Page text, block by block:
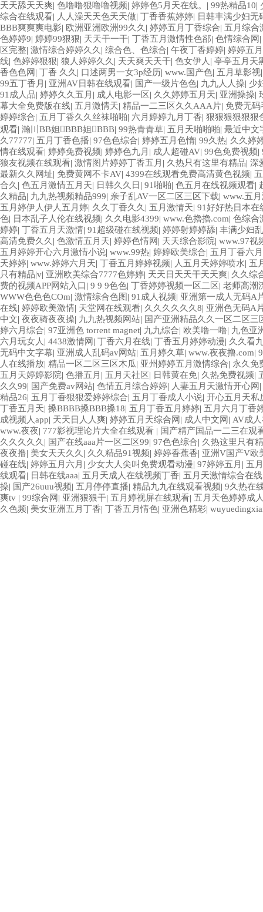
天天舔天天爽| 色噜噜狠噜噜视频| 婷婷色5月天在线。 | 99热精品10|
综合在线观看| 人人澡天天色天天做| 丁香香蕉婷婷| 日韩丰满少妇无
BBB爽爽爽电影| 欧洲亚洲欧洲99久久 | 婷婷五月丁香综合| 五月综合
色婷婷9| 婷婷99狠狠| 天天干一干| 丁香五月激情性色郤| 色情综合网 |
区完整| 激情综合婷婷久久 | 综合色、色综合| 午夜丁香婷婷| 婷婷五
线| 色婷婷狠狠| 狼人婷婷久久 | 天天爽天天干| 色女伊人 | 亭亭五月天
香色色网 | 丁香 久久 | 口述两男一女3p经历| www.国产色| 五月草影视
99五丁香月 | 亚洲AV日韩在线观看| 国产一级片色色| 九九人人操| 少
91成人品| 婷婷久久五月 | 成人电影一区| 久久婷婷五月天| 亚洲操操|
幕大全免费版在线| 五月激情天| 精品一二三区久久AAA片| 免费无
婷婷综合| 五月丁香久久丝袜啪啪| 六月婷婷九月丁香| 狠狠狠狠狠狠
观看| 瀚〣BB妲BBB妲BBB| 99热青青草| 五月天啪啪啪| 最近中文
久77777| 五月丁香色播| 97色色综合| 婷婷五月色惰| 99久热| 久久婷
情在线观看| 婷婷免费视频| 婷婷色九月 | 成人超碰AV| 99色免费视频|
狼友视频在线观看| 激情图片婷婷丁香五月 | 久热只有这里有精品| 深
最新久久网址| 免费黄网不卡AV| 4399在线观看免费高清黄色视频|
合久 | 色五月激情五月天| 日韩久久日 | 91啪啪| 色五月在线视频观看|
久精品| 九九热视频精品999| 亲子乱AV一区二区三区下载| www.五
五月婷伊人伊人五月婷| 久久丁香久久 | 五月激情天| 91好好热日本在
色| 日本乱子人伦在线视频| 久久电影4399| www.色擼擼.com| 色综合
婷婷| 丁香五月天激情| 91超级碰在线视频| 婷婷射婷婷舔| 丰满少妇
高清免费久久 | 色激情五月天| 婷婷色情网 | 天天综合影院| www.97视
五月婷婷开心六月激情小说| www.99热| 婷婷欧美综合| 五月丁香六
天婷婷| www.婷婷六月天| 丁香五月婷婷视频| 人五月天婷婷喷水| 五
只有精品|v| 亚洲欧美综合7777色婷婷| 天天日天天干天天爽| 久久综
费的视频APP网站入口| 9 9 9色色| 丁香婷婷视频一区二区| 老师高潮
WWW色色色COm| 激情综合色图 | 91成人视频| 亚洲第一成人无码A
在线| 婷婷欧美激情| 天堂网在线观看| 久久久久久久8| 亚洲色无码A
中文| 夜夜骑夜夜操| 九九热视频网站| 国产亚洲精品久久一区二区三
婷六月综合| 97亚洲色 torrent magnet| 九九综合| 欧美噜一噜| 九色亚
六月玩女人 | 4438激情网 | 丁香六月在线| 丁香五月婷婷动漫| 久久看
无码中文字幕| 亚洲成人乱码av网站| 五月婷久草| www.夜夜撸.com|
人在线播放| 精品一区二区三区木瓜| 亚州婷婷五月激情综合| 永久免
五月天婷婷影院| 色播五月 | 五月天社区| 日韩黄在免| 久热免费视频|
久久99| 国产免费av网站| 色情五月综合婷婷| 人妻五月天激情开心网 |
精品26| 五月丁香狠狠爱婷婷综合| 五月丁香成人小说| 开心五月天私
丁香五月天| 搡BBBB搡BBB搡18| 五月丁香五月婷婷| 五月六月丁香
成视频人app| 天天日人人爽| 婷婷五月天综合网 | 成人中文网 | AV成
www.夜夜| 777影视理论片大全在线观看 | 国产精产国品一二三在观
久久久久久 | 国产在线aaa片一区二区99| 97色色综合| 久热这里只有
夜夜撸| 美女天天久久 | 久久精品91视频| 婷婷香蕉香| 亚洲V国产V欧
碰在线| 婷婷五月六月 | 少女大人尖叫免费观看动漫| 97婷婷五月 | 五
线观看| 日韩在线aaa| 五月天成人在线视频丁香| 五月天激情综合在线
操| 国产26uuu视频| 五月停停直播| 精品九九在线观看视频| 9久热在
爽tv | 99综合网 | 亚洲狠狠干| 五月婷视屏在线观看| 五月天色婷婷成
久色频| 美女亚洲五月丁香| 丁香五月情色| 亚洲色精彩|